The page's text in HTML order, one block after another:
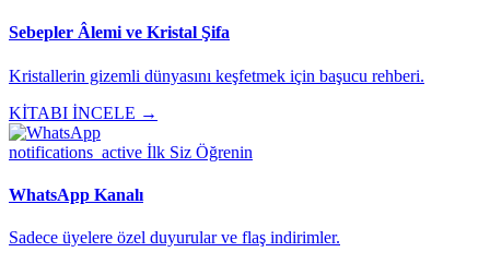
Sebepler Âlemi ve Kristal Şifa
Kristallerin gizemli dünyasını keşfetmek için başucu rehberi.
KİTABI İNCELE →
notifications_active İlk Siz Öğrenin
WhatsApp Kanalı
Sadece üyelere özel duyurular ve flaş indirimler.